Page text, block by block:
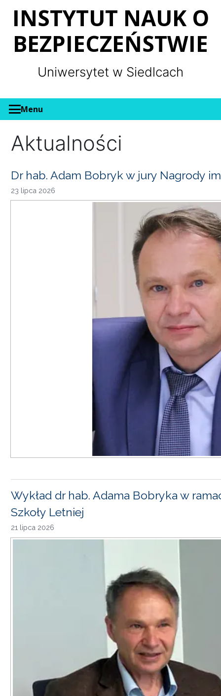
INSTYTUT NAUK O
BEZPIECZEŃSTWIE
Uniwersytet w Siedlcach
Menu
Aktualności
Dr hab. Adam Bobryk w jury Nagrody
23 lipca 2026
Wykład dr hab. Adama Bobryka w
Szkoły Letniej
21 lipca 2026